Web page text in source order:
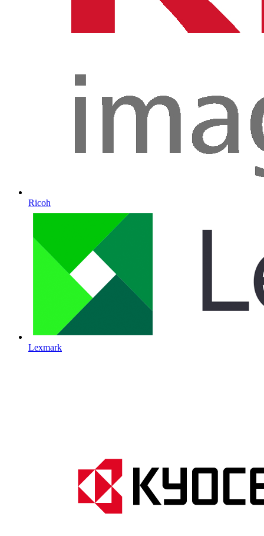
Ricoh
Lexmark